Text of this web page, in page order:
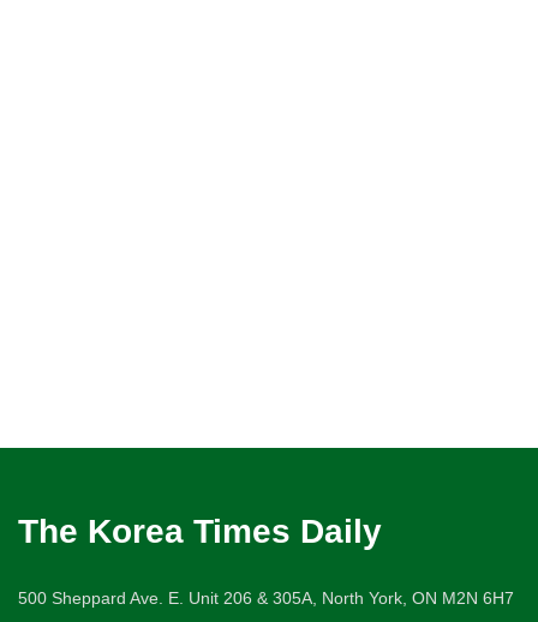
The Korea Times Daily
500 Sheppard Ave. E. Unit 206 & 305A, North York, ON M2N 6H7